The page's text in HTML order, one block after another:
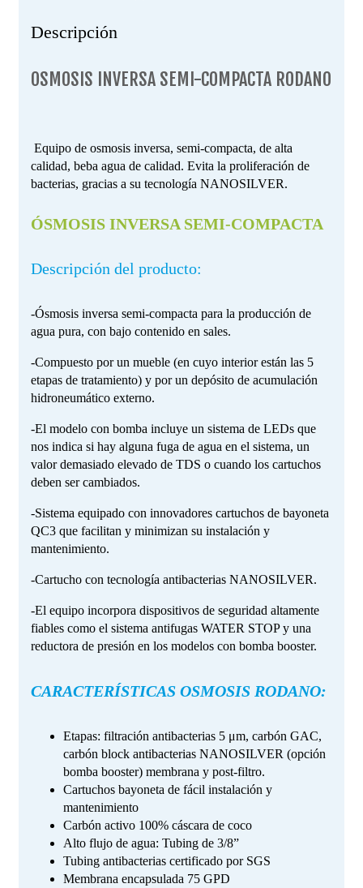
Descripción
OSMOSIS INVERSA SEMI-COMPACTA RODANO
Equipo de osmosis inversa, semi-compacta, de alta
calidad, beba agua de calidad. Evita la proliferación de
bacterias, gracias a su tecnología NANOSILVER.
ÓSMOSIS INVERSA SEMI-COMPACTA
Descripción del producto:
-Ósmosis inversa semi-compacta para la producción de
agua pura, con bajo contenido en sales.
-Compuesto por un mueble (en cuyo interior están las 5
etapas de tratamiento) y por un depósito de acumulación
hidroneumático externo.
-El modelo con bomba incluye un sistema de LEDs que
nos indica si hay alguna fuga de agua en el sistema, un
valor demasiado elevado de TDS o cuando los cartuchos
deben ser cambiados.
-Sistema equipado con innovadores cartuchos de bayoneta
QC3 que facilitan y minimizan su instalación y
mantenimiento.
-Cartucho con tecnología antibacterias NANOSILVER.
-El equipo incorpora dispositivos de seguridad altamente
fiables como el sistema antifugas WATER STOP y una
reductora de presión en los modelos con bomba booster.
CARACTERÍSTICAS OSMOSIS RODANO:
Etapas: filtración antibacterias 5 μm, carbón GAC,
carbón block antibacterias NANOSILVER (opción
bomba booster) membrana y post-filtro.
Cartuchos bayoneta de fácil instalación y
mantenimiento
Carbón activo 100% cáscara de coco
Alto flujo de agua: Tubing de 3/8”
Tubing antibacterias certificado por SGS
Membrana encapsulada 75 GPD